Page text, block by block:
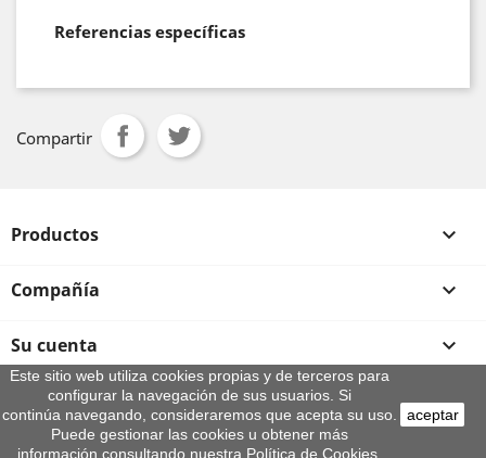
Referencias específicas
Compartir
Productos 
Compañía 
Su cuenta 
Información de la tienda
Este sitio web utiliza cookies propias y de terceros para
configurar la navegación de sus usuarios. Si
continúa navegando, consideraremos que acepta su uso.
Puede gestionar las cookies u obtener más
información consultando nuestra Política de Cookies.
aceptar
© 2026 - By Aeroteca